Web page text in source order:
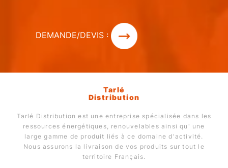
DEMANDE/DEVIS :
Tarlé
Distribution
Tarlé Distribution est une entreprise spécialisée dans les
ressources énergétiques, renouvelables ainsi qu' une
large gamme de produit liés à ce domaine d'activité.
Nous assurons la livraison de vos produits sur tout le
territoire Français.